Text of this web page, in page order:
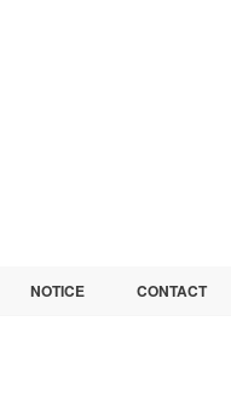
NOTICE CONTACT